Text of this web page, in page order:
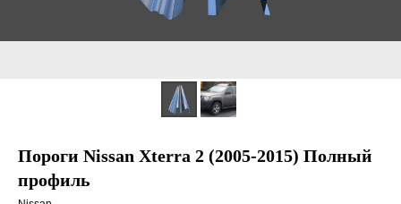
Пороги Nissan Xterra 2 (2005-2015) Полный
профиль